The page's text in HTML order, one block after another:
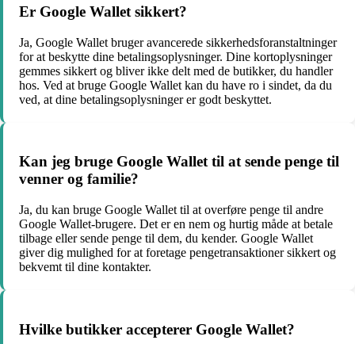
Er Google Wallet sikkert?
Ja, Google Wallet bruger avancerede sikkerhedsforanstaltninger
for at beskytte dine betalingsoplysninger. Dine kortoplysninger
gemmes sikkert og bliver ikke delt med de butikker, du handler
hos. Ved at bruge Google Wallet kan du have ro i sindet, da du
ved, at dine betalingsoplysninger er godt beskyttet.
Kan jeg bruge Google Wallet til at sende penge til
venner og familie?
Ja, du kan bruge Google Wallet til at overføre penge til andre
Google Wallet-brugere. Det er en nem og hurtig måde at betale
tilbage eller sende penge til dem, du kender. Google Wallet
giver dig mulighed for at foretage pengetransaktioner sikkert og
bekvemt til dine kontakter.
Hvilke butikker accepterer Google Wallet?